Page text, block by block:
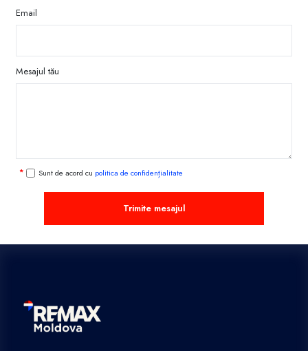
Email
Mesajul tău
Sunt de acord cu politica de confidențialitate
Trimite mesajul